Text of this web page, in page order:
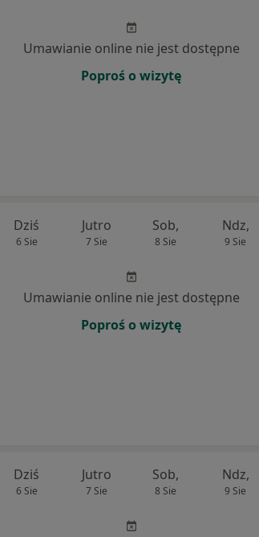
Umawianie online nie jest dostępne
Poproś o wizytę
Dziś
6 Sie
Jutro
7 Sie
Sob,
8 Sie
Ndz,
9 Sie
Umawianie online nie jest dostępne
Poproś o wizytę
Dziś
6 Sie
Jutro
7 Sie
Sob,
8 Sie
Ndz,
9 Sie